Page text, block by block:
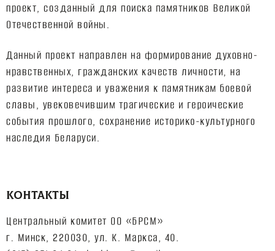
проект, созданный для поиска памятников Великой
Отечественной войны.
Данный проект направлен на формирование духовно-
нравственных, гражданских качеств личности, на
развитие интереса и уважения к памятникам боевой
славы, увековечившим трагические и героические
события прошлого, сохранение историко-культурного
наследия Беларуси.
КОНТАКТЫ
Центральный комитет ОО «БРСМ»
г. Минск, 220030, ул. К. Маркса, 40.